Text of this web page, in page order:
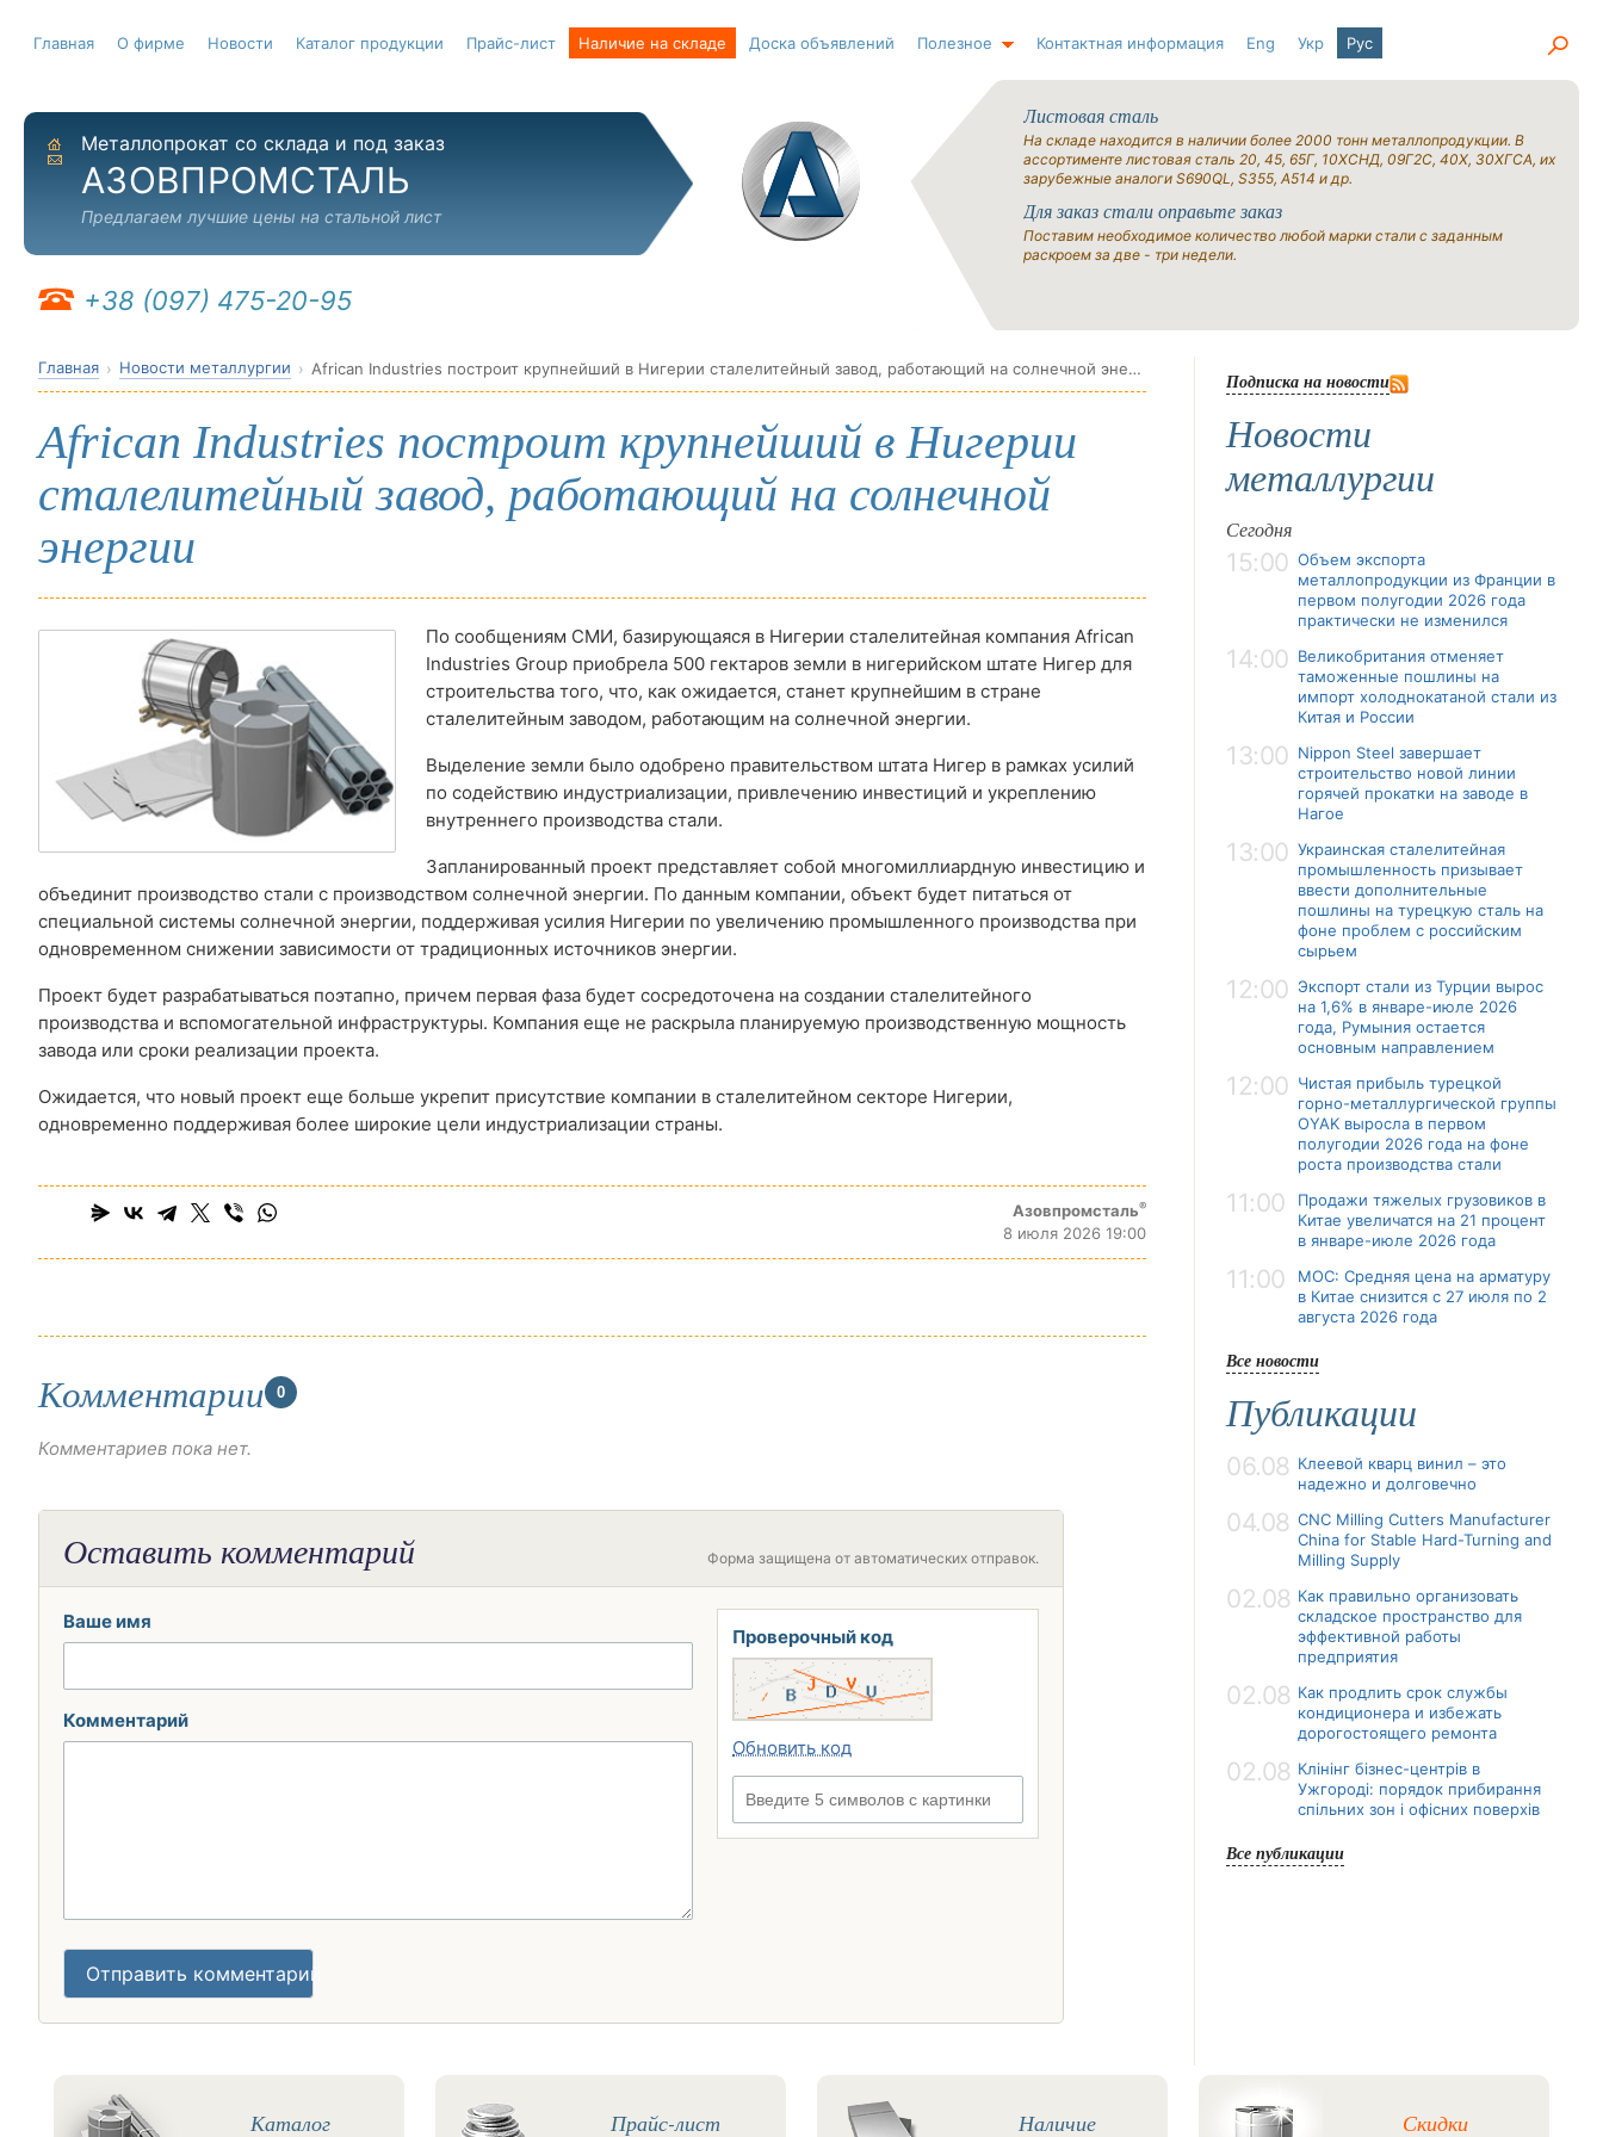
Главная О фирме Новости Каталог продукции Прайс-лист Наличие на складе Доска объявлений Полезное Контактная информация Eng Укр Рус
На главную
Отправить письмо
Металлопрокат со склада и под заказ
АЗОВПРОМСТАЛЬ
Предлагаем лучшие цены на стальной лист
+38 (097) 475-20-95
Листовая сталь
На складе находится в наличии более 2000 тонн металлопродукции. В
ассортименте листовая сталь 20, 45, 65Г, 10ХСНД, 09Г2С, 40Х, 30ХГСА, их
зарубежные аналоги S690QL, S355, A514 и др.
Для заказ стали оправьте заказ
Поставим необходимое количество любой марки стали с заданным
раскроем за две - три недели.
Главная Новости металлургии African Industries построит крупнейший в Нигерии сталелитейный завод, работающий на солнечной энергии
African Industries построит крупнейший в Нигерии
сталелитейный завод, работающий на солнечной
энергии
По сообщениям СМИ, базирующаяся в Нигерии сталелитейная компания African
Industries Group приобрела 500 гектаров земли в нигерийском штате Нигер для
строительства того, что, как ожидается, станет крупнейшим в стране
сталелитейным заводом, работающим на солнечной энергии.
Выделение земли было одобрено правительством штата Нигер в рамках усилий
по содействию индустриализации, привлечению инвестиций и укреплению
внутреннего производства стали.
Запланированный проект представляет собой многомиллиардную инвестицию и
объединит производство стали с производством солнечной энергии. По данным компании, объект будет питаться от
специальной системы солнечной энергии, поддерживая усилия Нигерии по увеличению промышленного производства при
одновременном снижении зависимости от традиционных источников энергии.
Проект будет разрабатываться поэтапно, причем первая фаза будет сосредоточена на создании сталелитейного
производства и вспомогательной инфраструктуры. Компания еще не раскрыла планируемую производственную мощность
завода или сроки реализации проекта.
Ожидается, что новый проект еще больше укрепит присутствие компании в сталелитейном секторе Нигерии,
одновременно поддерживая более широкие цели индустриализации страны.
Азовпромсталь®
8 июля 2026 19:00
Комментарии 0
Комментариев пока нет.
Оставить комментарий Форма защищена от автоматических отправок.
Ваше имя
Комментарий
Проверочный код
Обновить код
Отправить комментарий
Подписка на новости
Новости
металлургии
Сегодня
15:00 Объем экспорта
металлопродукции из Франции в
первом полугодии 2026 года
практически не изменился
14:00 Великобритания отменяет
таможенные пошлины на
импорт холоднокатаной стали из
Китая и России
13:00 Nippon Steel завершает
строительство новой линии
горячей прокатки на заводе в
Нагое
13:00 Украинская сталелитейная
промышленность призывает
ввести дополнительные
пошлины на турецкую сталь на
фоне проблем с российским
сырьем
12:00 Экспорт стали из Турции вырос
на 1,6% в январе-июле 2026
года, Румыния остается
основным направлением
12:00 Чистая прибыль турецкой
горно-металлургической группы
OYAK выросла в первом
полугодии 2026 года на фоне
роста производства стали
11:00
Продажи тяжелых грузовиков в
Китае увеличатся на 21 процент
в январе-июле 2026 года
11:00
MOC: Средняя цена на арматуру
в Китае снизится с 27 июля по 2
августа 2026 года
Все новости
Публикации
06.08 Клеевой кварц винил – это
надежно и долговечно
04.08 CNC Milling Cutters Manufacturer
China for Stable Hard-Turning and
Milling Supply
02.08 Как правильно организовать
складское пространство для
эффективной работы
предприятия
02.08 Как продлить срок службы
кондиционера и избежать
дорогостоящего ремонта
02.08 Клінінг бізнес-центрів в
Ужгороді: порядок прибирання
спільних зон і офісних поверхів
Все публикации
Каталог
Прайс-лист
Наличие
Скидки